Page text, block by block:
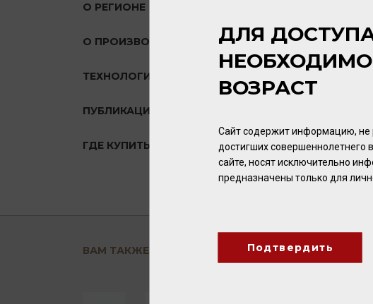
О РЕГИОНЕ
О ПРОИЗВОДИТЕЛЕ
ТЕХНОЛОГИЯ
ПУБЛИКАЦИИ О ТОВАРЕ
ГДЕ КУПИТЬ?
ВАМ ТАКЖЕ ПОНРАВИТСЯ
ДЛЯ
ВОЗРАСТ
Сайт содержит информацию, не
достигших совершеннолетнего
сайте, носят исключительно
предназначены только для
Подтвердить